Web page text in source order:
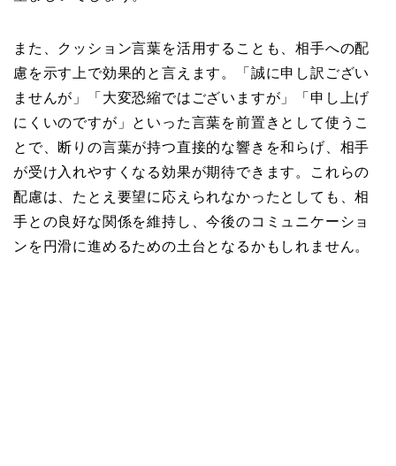
また、クッション言葉を活用することも、相手への配
慮を示す上で効果的と言えます。「誠に申し訳ござい
ませんが」「大変恐縮ではございますが」「申し上げ
にくいのですが」といった言葉を前置きとして使うこ
とで、断りの言葉が持つ直接的な響きを和らげ、相手
が受け入れやすくなる効果が期待できます。これらの
配慮は、たとえ要望に応えられなかったとしても、相
手との良好な関係を維持し、今後のコミュニケーショ
ンを円滑に進めるための土台となるかもしれません。